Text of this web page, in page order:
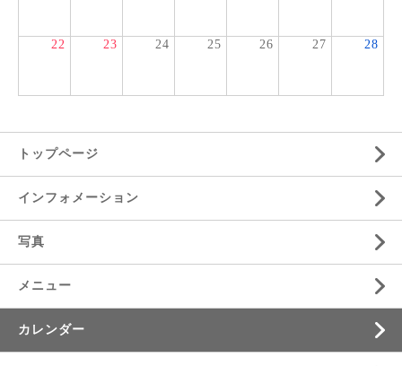
22 23 24 25 26 27 28
トップページ
インフォメーション
写真
メニュー
カレンダー